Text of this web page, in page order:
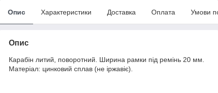
Опис Характеристики Доставка Оплата Умови
Опис
Карабін литий, поворотний. Ширина рамки під ремінь 20 мм.
Матеріал: цинковий сплав (не іржавіє).